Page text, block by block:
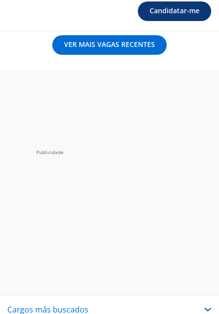
Candidatar-me
VER MAIS VAGAS RECENTES
Cargos más buscados